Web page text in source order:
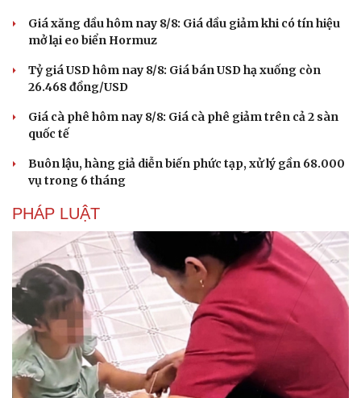
Doanh nghiệp
Thông tin doanh nghiệp
Doanh nghiệp 24h
Công nghệ
Sành điệu
Tin Công nghệ
Giá xăng dầu hôm nay 8/8: Giá dầu giảm khi có tín hiệu
mở lại eo biển Hormuz
Tỷ giá USD hôm nay 8/8: Giá bán USD hạ xuống còn
26.468 đồng/USD
Giá cà phê hôm nay 8/8: Giá cà phê giảm trên cả 2 sàn
quốc tế
Buôn lậu, hàng giả diễn biến phức tạp, xử lý gần 68.000
vụ trong 6 tháng
PHÁP LUẬT